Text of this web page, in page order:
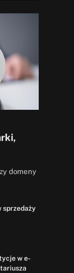
domeny
sprzedaży
w e-